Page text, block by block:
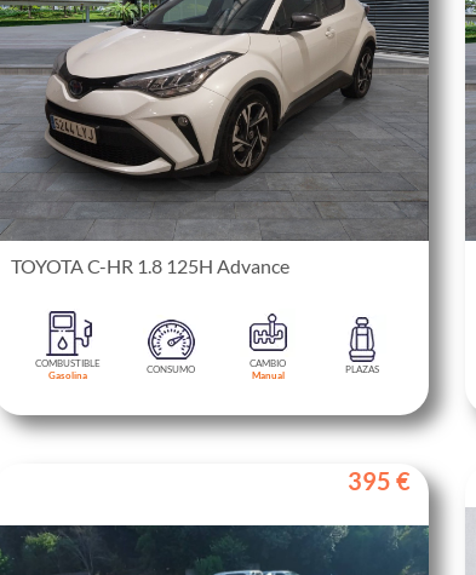
TOYOTA C-HR 1.8 125H Advance
COMBUSTIBLE
Gasolina
CONSUMO
CAMBIO
Manual
PLAZAS
395 €